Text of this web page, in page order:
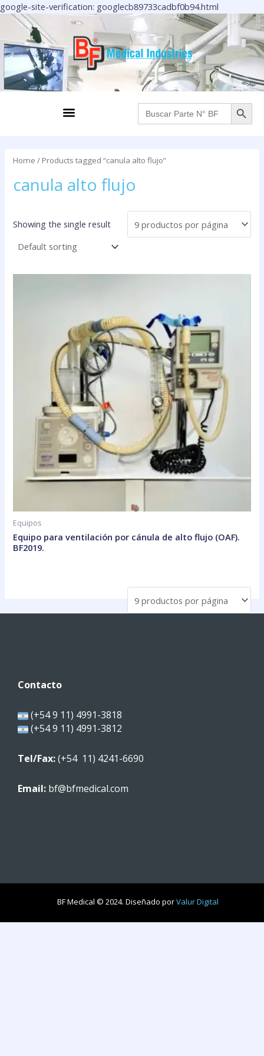
google-site-verification: googlecb89733cadbf0b94.html
al
contenido
Menu Buscar: BOTÓN DE
Home / Products tagged “canula alto flujo”
canula alto flujo
Showing the single result
Equipos
Equipo para ventilación por cánula de alto flujo (OAF).
BF2019.
Contacto
(+54 9 11) 4991-3818
(+54 9 11) 4991-3812
Tel/Fax:(+54 11) 4241-6690
Email: bf@bfmedical.com
BF Medical © 2024. Diseñado porValur Digital